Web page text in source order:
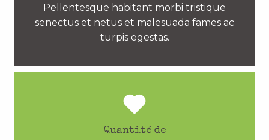
Pellentesque habitant morbi tristique
senectus et netus et malesuada fames ac
turpis egestas.
Quantité de